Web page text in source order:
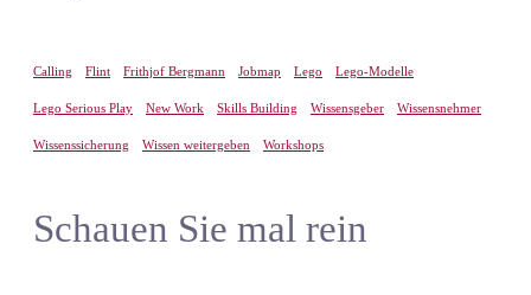
Calling Flint Frithjof Bergmann Jobmap Lego Lego-Modelle
Lego Serious Play New Work Skills Building Wissensgeber Wissensnehmer
Wissenssicherung Wissen weitergeben Workshops
Schauen Sie mal rein